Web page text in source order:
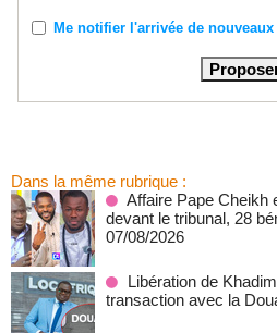
Me notifier l'arrivée de
Dans la même rubrique :
Affaire Pape Cheikh
devant le tribunal, 28
07/08/2026
Libération de
transaction avec la